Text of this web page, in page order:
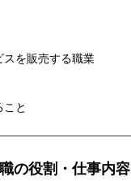
スを販売する職業
と
の役割・仕事内容